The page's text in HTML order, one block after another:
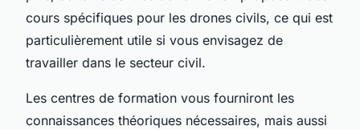
cours spécifiques pour les drones civils, ce qui est
particulièrement utile si vous envisagez de
travailler dans le secteur civil.
Les centres de formation vous fourniront les
connaissances théoriques nécessaires, mais aussi